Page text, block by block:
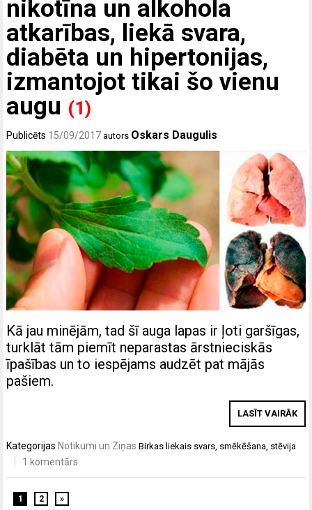
nikotīna un alkohola
atkarības, liekā svara,
diabēta un hipertonijas,
izmantojot tikai šo vienu
augu (1)
Publicēts 15/09/2017 autors Oskars Daugulis
Kā jau minējām, tad šī auga lapas ir ļoti garšīgas,
turklāt tām piemīt neparastas ārstnieciskās
īpašības un to iespējams audzēt pat mājās
pašiem.
LASĪT VAIRĀK
Kategorijas Notikumi un Ziņas Birkas liekais svars, smēkēšana, stēvija
1 komentārs
1 2 »